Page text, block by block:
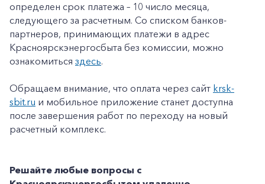
определен срок платежа – 10 число месяца,
следующего за расчетным. Со списком банков-
партнеров, принимающих платежи в адрес
Красноярскэнергосбыта без комиссии, можно
ознакомиться здесь.
Обращаем внимание, что оплата через сайт krsk-
sbit.ru и мобильное приложение станет доступна
после завершения работ по переходу на новый
расчетный комплекс.
Решайте любые вопросы с